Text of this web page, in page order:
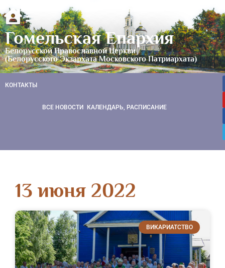
Гомельская Епархия
Белорусской Православной Церкви
(Белорусского Экзархата Московского Патриархата)
КОНТАКТЫ
ВСЕ НОВОСТИ КАЛЕНДАРЬ, РАСПИСАНИЕ
13 июня 2022
ВИКАРИАТСТВО